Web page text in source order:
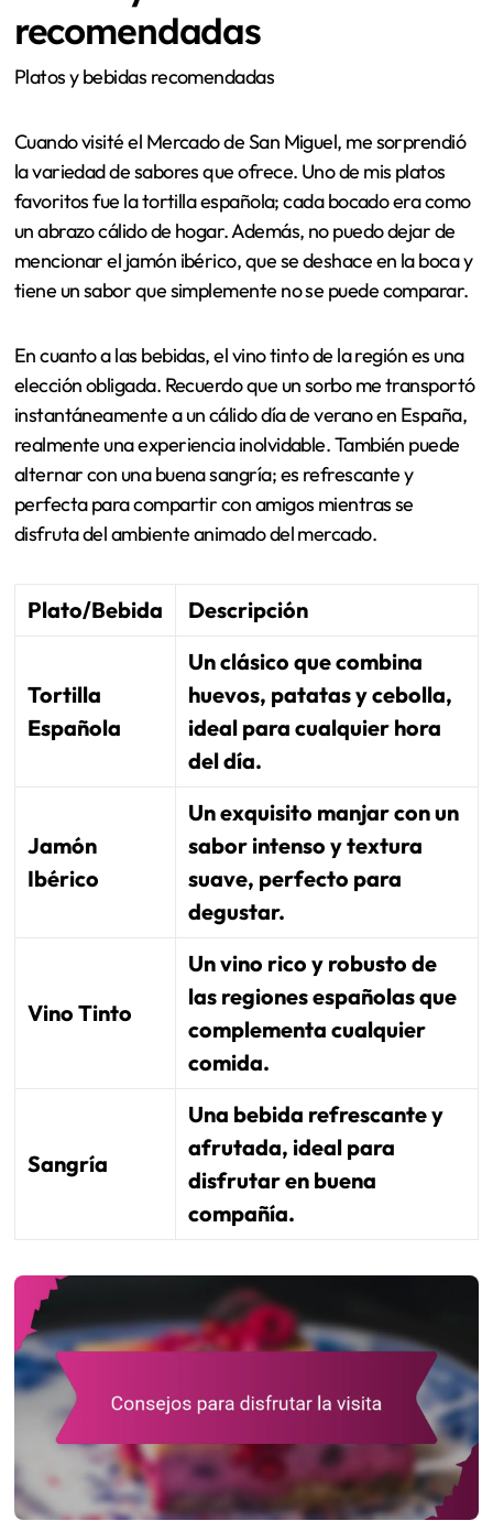
recomendadas
Platos y bebidas recomendadas
Cuando visité el Mercado de San Miguel, me sorprendió
la variedad de sabores que ofrece. Uno de mis platos
favoritos fue la tortilla española; cada bocado era como
un abrazo cálido de hogar. Además, no puedo dejar de
mencionar el jamón ibérico, que se deshace en la boca y
tiene un sabor que simplemente no se puede comparar.
En cuanto a las bebidas, el vino tinto de la región es una
elección obligada. Recuerdo que un sorbo me transportó
instantáneamente a un cálido día de verano en España,
realmente una experiencia inolvidable. También puede
alternar con una buena sangría; es refrescante y
perfecta para compartir con amigos mientras se
disfruta del ambiente animado del mercado.
Plato/Bebida Descripción
Tortilla
Española
Un clásico que combina
huevos, patatas y cebolla,
ideal para cualquier hora
del día.
Jamón
Ibérico
Un exquisito manjar con un
sabor intenso y textura
suave, perfecto para
degustar.
Vino Tinto
Un vino rico y robusto de
las regiones españolas que
complementa cualquier
comida.
Sangría
Una bebida refrescante y
afrutada, ideal para
disfrutar en buena
compañía.